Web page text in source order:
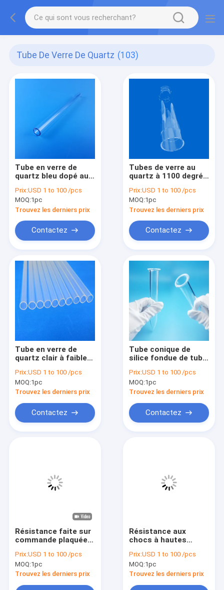
Tube De Verre De Quartz (103)
Tube en verre de
quartz bleu dopé au
personnalisable
Prix:USD 1 to 100 /pcs
MOQ:1pc
Trouvez les derniers prix
Contactez
Tubes de verre au
quartz à 1100 degrés
quartz OD 300 mm
Longueur 2000 mm
Tubes de quartz à
haute température
Prix:USD 1 to 100 /pcs
MOQ:1pc
Trouvez les derniers prix
Contactez
Tube en verre de
quartz clair à faible
champ germicide UV
Prix:USD 1 to 100 /pcs
MOQ:1pc
Trouvez les derniers prix
Contactez
Tube conique de
silice fondue de tube
quartz pour le
laboratoire
Prix:USD 1 to 100 /pcs
MOQ:1pc
Trouvez les derniers prix
Contactez
Résistance faite sur
commande plaquée
température de taille
de tube de verre de
quartz
Prix:USD 1 to 100 /pcs
MOQ:1pc
Trouvez les derniers prix
Résistance aux
chocs à hautes
enduite par
samarium jaune de
tube de quartz
Prix:USD 1 to 100 /pcs
MOQ:1pc
Trouvez les derniers prix